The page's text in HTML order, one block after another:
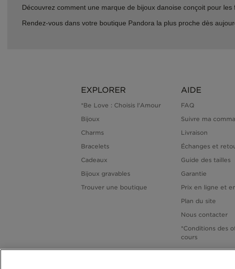
Découvrez comment une marque de bijoux danoise conçoit pour
Rendez-vous dans votre boutique Pandora la plus proche dès
EXPLORER
*Be Love : Choisis l'Amour
Bijoux
Charms
Bracelets
Cadeaux
Bijoux gravables
Trouver une boutique
AIDE
FAQ
Suivre ma
Livraison
Échanges et
Guide des tailles
Garantie
Prix en ligne et
Plan du site
Nous contacter
*Conditions des
cours